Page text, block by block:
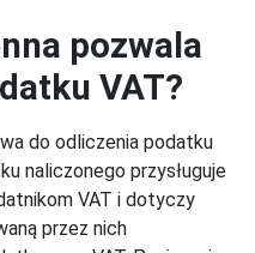
pozwala
VAT?
do odliczenia podatku
naliczonego przysługuje
VAT i dotyczy
przez nich